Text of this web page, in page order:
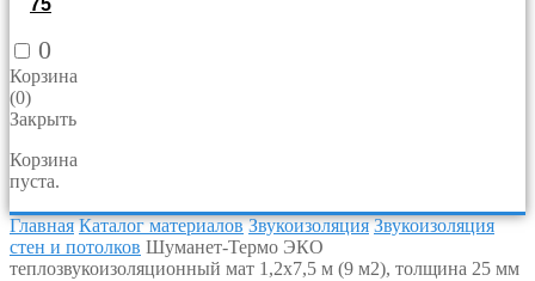
75
0
Корзина
(0)
Закрыть
Корзина
пуста.
Главная Каталог материалов Звукоизоляция Звукоизоляция
стен и потолков Шуманет-Термо ЭКО
теплозвукоизоляционный мат 1,2х7,5 м (9 м2), толщина 25 мм